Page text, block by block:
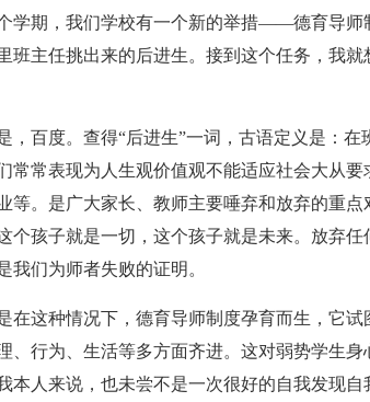
学期，我们学校有一个新的举措——德育导师
班主任挑出来的后进生。接到这个任务，我
，百度。查得“后进生”一词，古语定义是：
常常表现为人生观价值观不能适应社会大从
等。是广大家长、教师主要唾弃和放弃的重
个孩子就是一切，这个孩子就是未来。放弃
我们为师者失败的证明。
在这种情况下，德育导师制度孕育而生，它
、行为、生活等多方面齐进。这对弱势学生
本人来说，也未尝不是一次很好的自我发现自